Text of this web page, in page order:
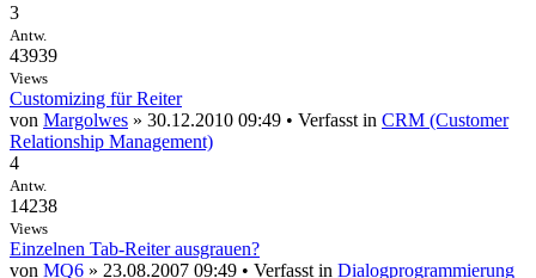
3
Antw.
43939
Views
Customizing für Reiter
von Margolwes » 30.12.2010 09:49 • Verfasst in CRM (Customer
Relationship Management)
4
Antw.
14238
Views
Einzelnen Tab-Reiter ausgrauen?
von MQ6 » 23.08.2007 09:49 • Verfasst in Dialogprogrammierung